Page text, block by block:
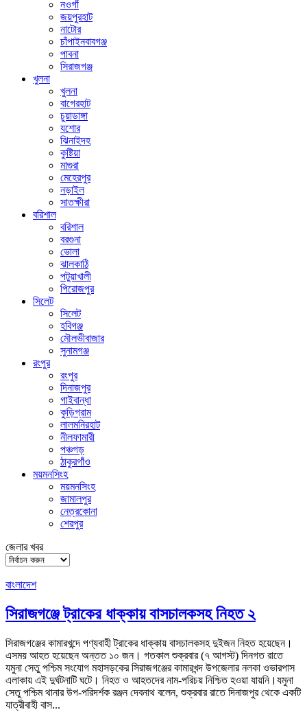
নওগাঁ
জয়পুরহাট
নাটোর
চাঁপাইনবাবগঞ্জ
পাবনা
সিরাজগঞ্জ
খুলনা
খুলনা
বাগেরহাট
চুয়াডাঙ্গা
যশোর
ঝিনাইদহ
কুষ্টিয়া
মাগুরা
মেহেরপুর
নড়াইল
সাতক্ষীরা
বরিশাল
বরিশাল
বরগুনা
ভোলা
ঝালকাঠি
পটুয়াখালী
পিরোজপুর
সিলেট
সিলেট
হবিগঞ্জ
মৌলভীবাজার
সুনামগঞ্জ
রংপুর
রংপুর
দিনাজপুর
গাইবান্ধা
কুড়িগ্রাম
লালমনিরহাট
নীলফামারী
পঞ্চগড়
ঠাকুরগাঁও
ময়মনসিংহ
ময়মনসিংহ
জামালপুর
নেত্রকোনা
শেরপুর
জেলার খবর
বাংলাদেশ
সিরাজগঞ্জে ট্রাকের ধাক্কায় বাসচালকসহ নিহত ২
সিরাজগঞ্জের কামারখন্দে পণ্যবাহী ট্রাকের ধাক্কায় বাসচালকসহ দুইজন নিহত হয়েছেন।
এসময় আহত হয়েছেন অন্তত ১০ জন। গতকাল শুক্রবার (৭ আগস্ট) দিনগত রাতে
যমুনা সেতু পশ্চিম সংযোগ মহাসড়কের সিরাজগঞ্জের কামারখন্দ উপজেলার নলকা ওভারপাস
এলাকায় এই দুর্ঘটনাটি ঘটে। নিহত ও আহতদের নাম-পরিচয় নিশ্চিত হওয়া যায়নি।যমুনা
সেতু পশ্চিম থানার উপ-পরিদর্শক রঞ্জন দেবনাথ বলেন, শুক্রবার রাতে দিনাজপুর থেকে একটি
যাত্রীবাহী বাস...